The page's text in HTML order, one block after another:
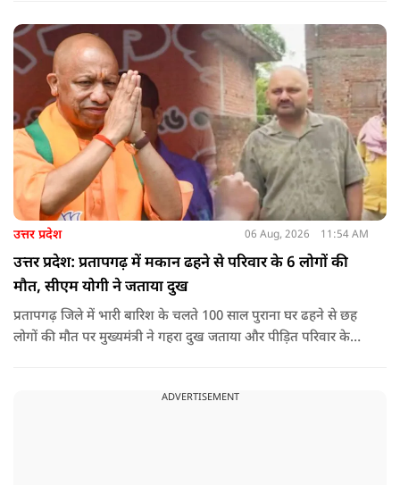
उत्तर प्रदेश 06 Aug, 2026 11:54 AM
उत्तर प्रदेश: प्रतापगढ़ में मकान ढहने से परिवार के 6 लोगों की
मौत, सीएम योगी ने जताया दुख
प्रतापगढ़ जिले में भारी बारिश के चलते 100 साल पुराना घर ढहने से छह
लोगों की मौत पर मुख्यमंत्री ने गहरा दुख जताया और पीड़ित परिवार के
ADVERTISEMENT